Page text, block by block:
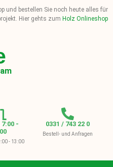
und bestellen Sie noch heute alles für
Hier gehts zum Holz Onlineshop
-
- 13:00
0331 / 743 22 0
Bestell- und Anfragen